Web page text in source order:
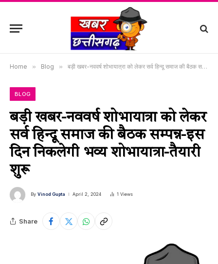
Home » Blog » बड़ी खबर-नववर्ष शोभायात्रा को लेकर सर्व हिन्दू समाज की बैठक सम्पन्न-इस दिन निकलेगी भव्य शोभायात्रा-तैयारी शुरू
BLOG
बड़ी खबर-नववर्ष शोभायात्रा को लेकर
सर्व हिन्दू समाज की बैठक सम्पन्न-इस
दिन निकलेगी भव्य शोभायात्रा-तैयारी
शुरू
By Vinod Gupta April 2, 2024 1 Views
Share